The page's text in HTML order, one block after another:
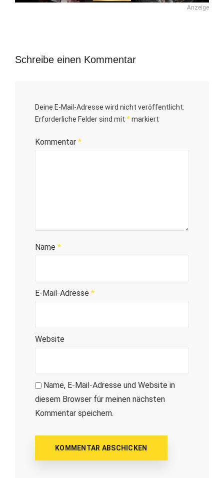
Anzeige
Schreibe einen Kommentar
Deine E-Mail-Adresse wird nicht veröffentlicht.
Erforderliche Felder sind mit *markiert
Kommentar *
Name *
E-Mail-Adresse *
Website
Name, E-Mail-Adresse und Website in
diesem Browser für meinen nächsten
Kommentar speichern.